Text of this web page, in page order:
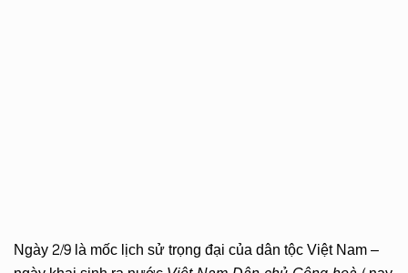
Ngày 2/9 là mốc lịch sử trọng đại của dân tộc Việt Nam –